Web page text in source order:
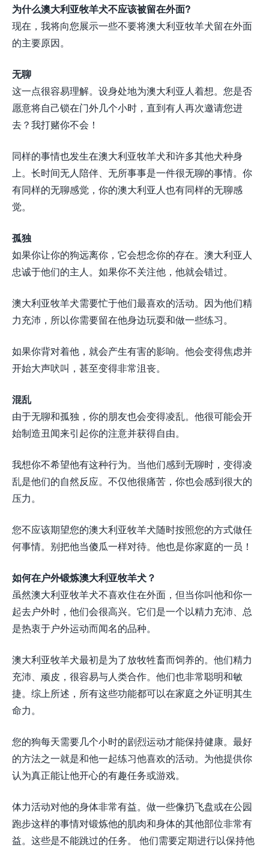
为什么澳大利亚牧羊犬不应该被留在外面?
现在，我将向您展示一些不要将澳大利亚牧羊犬留在外面
的主要原因。
无聊
这一点很容易理解。设身处地为澳大利亚人着想。您是否
愿意将自己锁在门外几个小时，直到有人再次邀请您进
去？我打赌你不会！
同样的事情也发生在澳大利亚牧羊犬和许多其他犬种身
上。长时间无人陪伴、无所事事是一件很无聊的事情。你
有同样的无聊感觉，你的澳大利亚人也有同样的无聊感
觉。
孤独
如果你让你的狗远离你，它会想念你的存在。澳大利亚人
忠诚于他们的主人。如果你不关注他，他就会错过。
澳大利亚牧羊犬需要忙于他们最喜欢的活动。因为他们精
力充沛，所以你需要留在他身边玩耍和做一些练习。
如果你背对着他，就会产生有害的影响。他会变得焦虑并
开始大声吠叫，甚至变得非常沮丧。
混乱
由于无聊和孤独，你的朋友也会变得凌乱。他很可能会开
始制造丑闻来引起你的注意并获得自由。
我想你不希望他有这种行为。当他们感到无聊时，变得凌
乱是他们的自然反应。不仅他很痛苦，你也会感到很大的
压力。
您不应该期望您的澳大利亚牧羊犬随时按照您的方式做任
何事情。别把他当傻瓜一样对待。他也是你家庭的一员！
如何在户外锻炼澳大利亚牧羊犬？
虽然澳大利亚牧羊犬不喜欢住在外面，但当你叫他和你一
起去户外时，他们会很高兴。它们是一个以精力充沛、总
是热衷于户外运动而闻名的品种。
澳大利亚牧羊犬最初是为了放牧牲畜而饲养的。他们精力
充沛、顽皮，很容易与人类合作。他们也非常聪明和敏
捷。综上所述，所有这些功能都可以在家庭之外证明其生
命力。
您的狗每天需要几个小时的剧烈运动才能保持健康。最好
的方法之一就是和他一起练习他喜欢的活动。为他提供你
认为真正能让他开心的有趣任务或游戏。
体力活动对他的身体非常有益。做一些像扔飞盘或在公园
跑步这样的事情对锻炼他的肌肉和身体的其他部位非常有
益。这些是不能跳过的任务。 他们需要定期进行以保持他